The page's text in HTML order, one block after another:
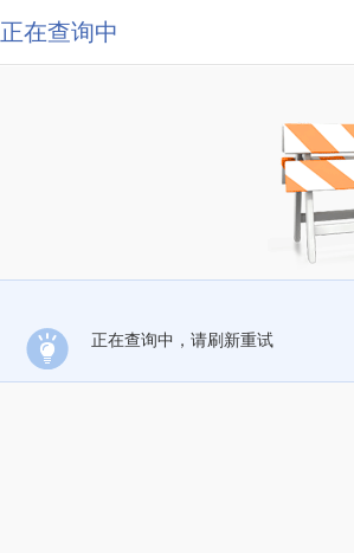
正在查询中
正在查询中，请刷新重试